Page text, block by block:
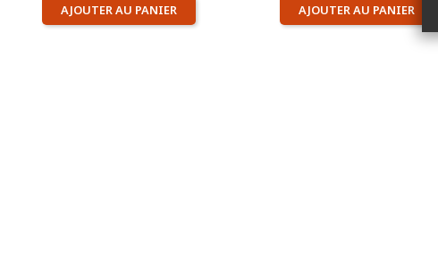
AJOUTER AU PANIER AJOUTER AU PANIER